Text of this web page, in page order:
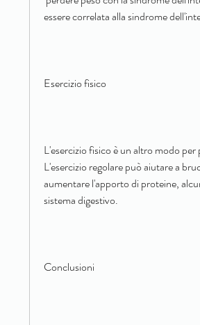
essere correlata alla sindrome
Esercizio fisico
L'esercizio fisico è un altro modo
L'esercizio regolare può aiutare a
aumentare l'apporto di proteine,
sistema digestivo.
Conclusioni